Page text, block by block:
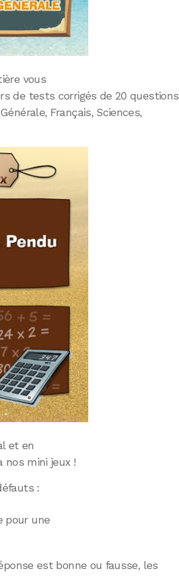
vous
de tests corrigés de 20 questions
Français, Sciences,
et en
nos mini jeux !
:
pour une
est bonne ou fausse, les